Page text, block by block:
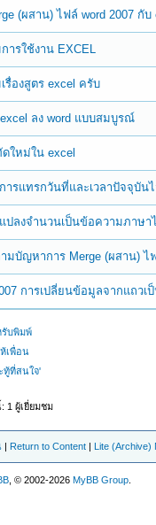
(ผสาน) ไฟล์ word 2007 กับ
ารใช้งาน EXCEL
รื่องสูตร excel ครับ
excel ลง word แบบสมบูรณ์
ใหม่ใน excel
ารแทรกวันที่และเวลาปัจจุบัน
ปลงจำนวนเป็นข้อความภาษ
มบัญหาการ Merge (ผสาน) ไ
การเปลี่ยนข้อมูลจากแถว
รับพิมพ์
เพื่อน
ทู้ที่สนใจ'
1 ผู้เยี่ยมชม
| Return to Content | Lite (Archive)
, © 2002-2026MyBB Group